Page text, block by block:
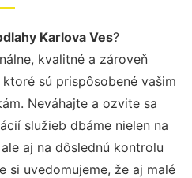
Karlova Ves?
kvalitné a zároveň
sú prispôsobené vašim
Neváhajte a ozvite sa
služieb dbáme nielen na
aj na dôslednú kontrolu
si uvedomujeme, že aj malé